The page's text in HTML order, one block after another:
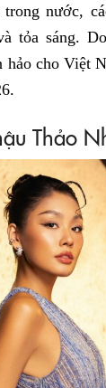
nước,
tỏa sáng.
cho Việt
Thảo